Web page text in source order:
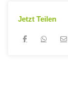
Jetzt Teilen